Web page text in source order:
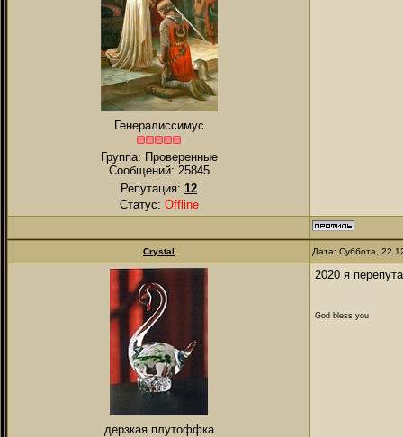
Генералиссимус
Группа: Проверенные
Сообщений: 25845
Репутация: 12
Статус: Offline
Crystal Дата: Суббота,
дерзкая плутоффка
2020 я
God bless you